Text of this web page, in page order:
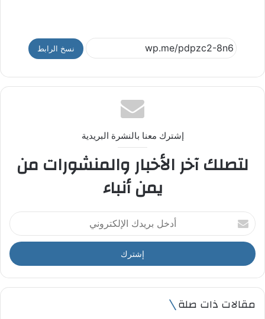
نسخ الرابط
إشترك معنا بالنشرة البريدية
لتصلك آخر الأخبار والمنشورات من
يمن أنباء
أ
د
خ
ل
ر
د
مقالات ذات صلة